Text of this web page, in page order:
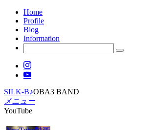
Home
Profile
Blog
Information
SILK-B♪OBA3 BAND
メニュー
YouTube